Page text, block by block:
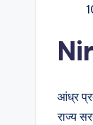
आंध्र
राज्य